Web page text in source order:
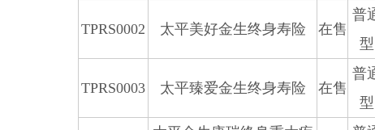
TPRS0002 太平美好金生终身寿险 在售
普
型
TPRS0003 太平臻爱金生终身寿险 在售
普
型